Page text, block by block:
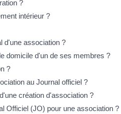
?
intérieur ?
d'une association ?
domicile d'un de ses membres ?
?
au Journal officiel ?
création d'association ?
Officiel (JO) pour une association ?